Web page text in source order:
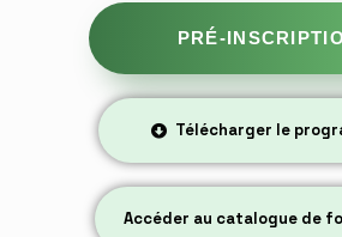
PRÉ-
Télécharger le
Accéder au catalogue de